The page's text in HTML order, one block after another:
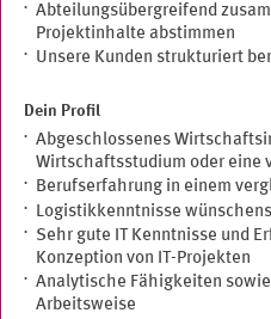
Abteilungsübergreifend
Projektinhalte abstimmen
Unsere Kunden strukturiert
Dein Profil
Abgeschlossenes
Wirtschaftsstudium oder eine
Berufserfahrung in einem
Logistikkenntnisse
Sehr gute IT Kenntnisse und
Konzeption von IT-Projekten
Analytische Fähigkeiten
Arbeitsweise